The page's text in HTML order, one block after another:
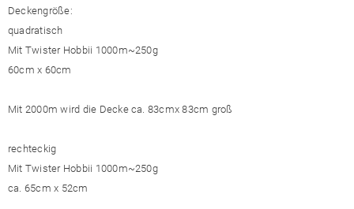
Deckengröße:
quadratisch
Mit Twister Hobbii 1000m~250g
60cm x 60cm
Mit 2000m wird die Decke ca. 83cmx 83cm groß
rechteckig
Mit Twister Hobbii 1000m~250g
ca. 65cm x 52cm